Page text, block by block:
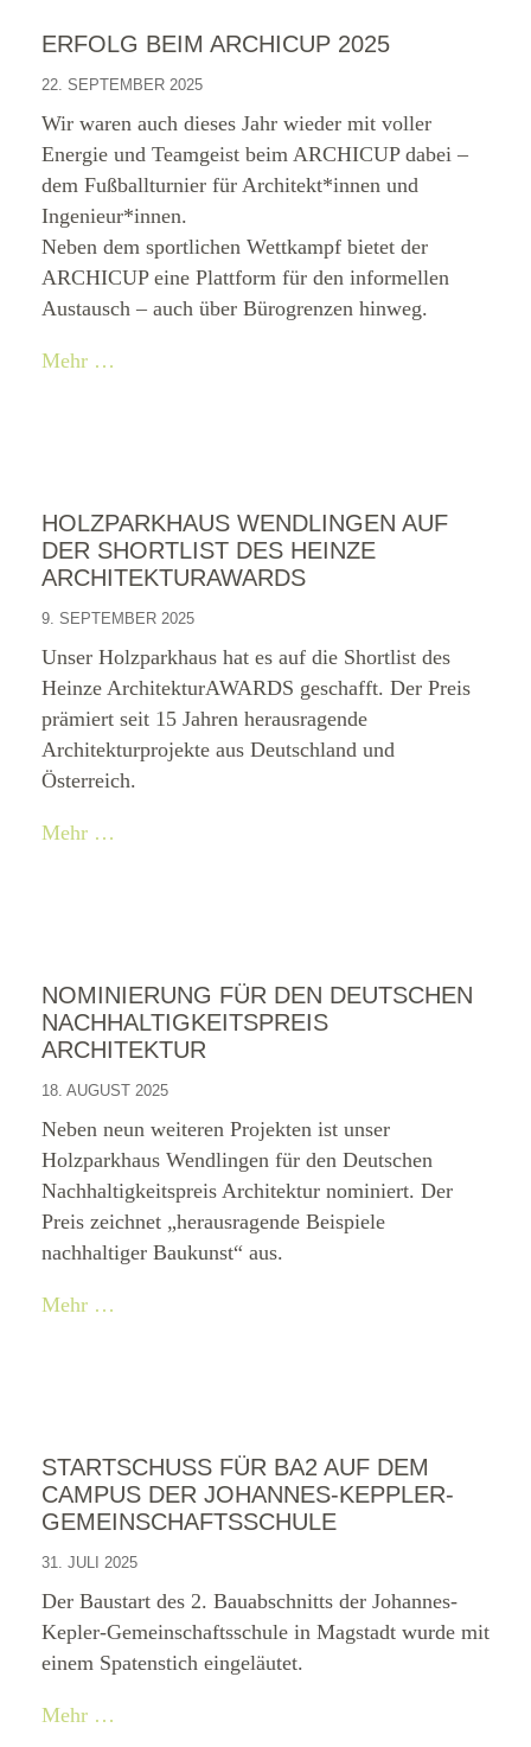
ERFOLG BEIM ARCHICUP 2025
22. SEPTEMBER 2025
Wir waren auch dieses Jahr wieder mit voller
Energie und Teamgeist beim ARCHICUP dabei –
dem Fußballturnier für Architekt*innen und
Ingenieur*innen.
Neben dem sportlichen Wettkampf bietet der
ARCHICUP eine Plattform für den informellen
Austausch – auch über Bürogrenzen hinweg.
Mehr …
HOLZPARKHAUS WENDLINGEN AUF
DER SHORTLIST DES HEINZE
ARCHITEKTURAWARDS
9. SEPTEMBER 2025
Unser Holzparkhaus hat es auf die Shortlist des
Heinze ArchitekturAWARDS geschafft. Der Preis
prämiert seit 15 Jahren herausragende
Architekturprojekte aus Deutschland und
Österreich.
Mehr …
NOMINIERUNG FÜR DEN DEUTSCHEN
NACHHALTIGKEITSPREIS
ARCHITEKTUR
18. AUGUST 2025
Neben neun weiteren Projekten ist unser
Holzparkhaus Wendlingen für den Deutschen
Nachhaltigkeitspreis Architektur nominiert. Der
Preis zeichnet „herausragende Beispiele
nachhaltiger Baukunst“ aus.
Mehr …
STARTSCHUSS FÜR BA2 AUF DEM
CAMPUS DER JOHANNES-KEPPLER-
GEMEINSCHAFTSSCHULE
31. JULI 2025
Der Baustart des 2. Bauabschnitts der Johannes-
Kepler-Gemeinschaftsschule in Magstadt wurde mit
einem Spatenstich eingeläutet.
Mehr …